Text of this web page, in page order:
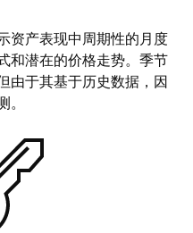
资产表现中周期性的月度
和潜在的价格走势。季节
由于其基于历史数据，因